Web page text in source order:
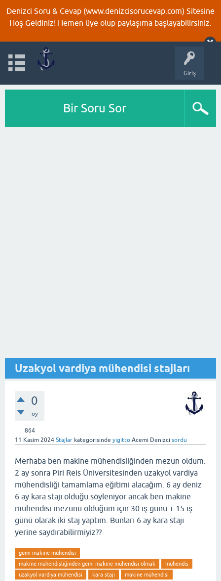
Denizci Soru & Cevap (www.denizcisorucevap.com) Sitesine
Hoş Geldiniz! Hemen üye olup paylaşıma başlayabilirsiniz.
Giriş
Bir Soru Sor
Uzakyol vardiya mühendisi stajları
0
oy
864
11 Kasım 2024 Stajlar kategorisinde yigitto Acemi Denizci sordu
Merhaba ben makine mühendisliğinden mezun oldum.
2 ay sonra Piri Reis Üniversitesinden uzakyol vardiya
mühendisliği tamamlama eğitimi alacağım. 6 ay deniz
6 ay kara stajı olduğu söyleniyor ancak ben makine
mühendisi mezunu olduğum için 30 iş günü + 15 iş
günü olarak iki staj yaptım. Bunları 6 ay kara stajı
yerine saydırabilirmiyiz??
gemi makine mühendisi
makine mühendisliğinden gemi makine mühendisi olmak
mühendis
uzakyol vardiya mühendisi
kara stajı makine mühendisi